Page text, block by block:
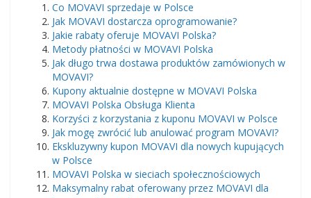
​Co MOVAVI sprzedaje w Polsce
Jak MOVAVI dostarcza oprogramowanie?
Jakie rabaty oferuje MOVAVI Polska?
Metody płatności w MOVAVI Polska
Jak długo trwa dostawa produktów zamówionych w
MOVAVI?
Kupony aktualnie dostępne w MOVAVI Polska
MOVAVI Polska Obsługa Klienta
Korzyści z korzystania z kuponu MOVAVI w Polsce
Jak mogę zwrócić lub anulować program MOVAVI?
Ekskluzywny kupon MOVAVI dla nowych kupujących
w Polsce
MOVAVI Polska w sieciach społecznościowych
Maksymalny rabat oferowany przez MOVAVI dla